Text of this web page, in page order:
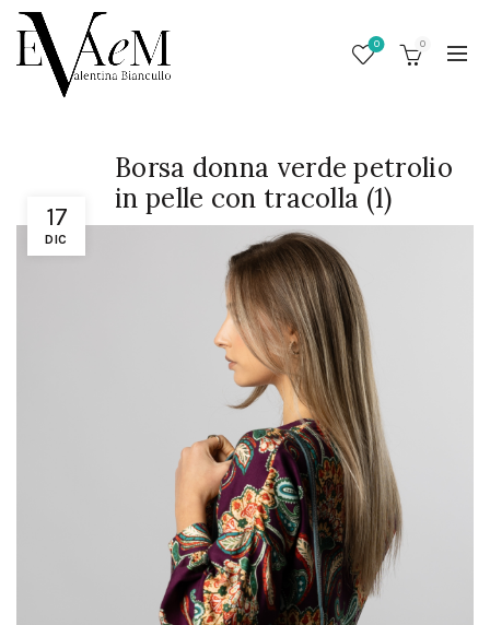
0 0
17
DIC
Borsa donna verde petrolio
in pelle con tracolla (1)